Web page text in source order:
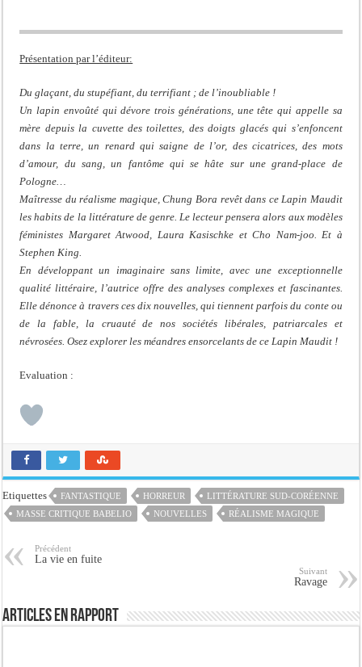
Présentation par l’éditeur:
Du glaçant, du stupéfiant, du terrifiant ; de l’inoubliable !
Un lapin envoûté qui dévore trois générations, une tête qui appelle sa
mère depuis la cuvette des toilettes, des doigts glacés qui s’enfoncent
dans la terre, un renard qui saigne de l’or, des cicatrices, des mots
d’amour, du sang, un fantôme qui se hâte sur une grand-place de
Pologne…
Maîtresse du réalisme magique, Chung Bora revêt dans ce Lapin Maudit
les habits de la littérature de genre. Le lecteur pensera alors aux modèles
féministes Margaret Atwood, Laura Kasischke et Cho Nam-joo. Et à
Stephen King.
En développant un imaginaire sans limite, avec une exceptionnelle
qualité littéraire, l’autrice offre des analyses complexes et fascinantes.
Elle dénonce à travers ces dix nouvelles, qui tiennent parfois du conte ou
de la fable, la cruauté de nos sociétés libérales, patriarcales et
névrosées. Osez explorer les méandres ensorcelants de ce Lapin Maudit !
Evaluation :
Etiquettes FANTASTIQUE HORREUR
LITTÉRATURE SUD-CORÉENNE
MASSE CRITIQUE BABELIO
NOUVELLES RÉALISME MAGIQUE
Précédent
La vie en fuite
Suivant
Ravage
Articles en rapport